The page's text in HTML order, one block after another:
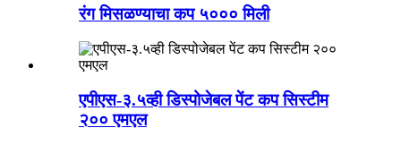
रंग मिसळण्याचा कप ५००० मिली
एपीएस-३.५व्ही डिस्पोजेबल पेंट कप सिस्टीम
२०० एमएल